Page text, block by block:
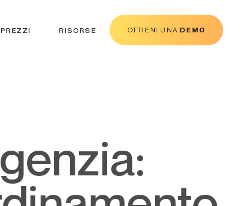
PREZZI RISORSE OTTIENI UNA DEMO